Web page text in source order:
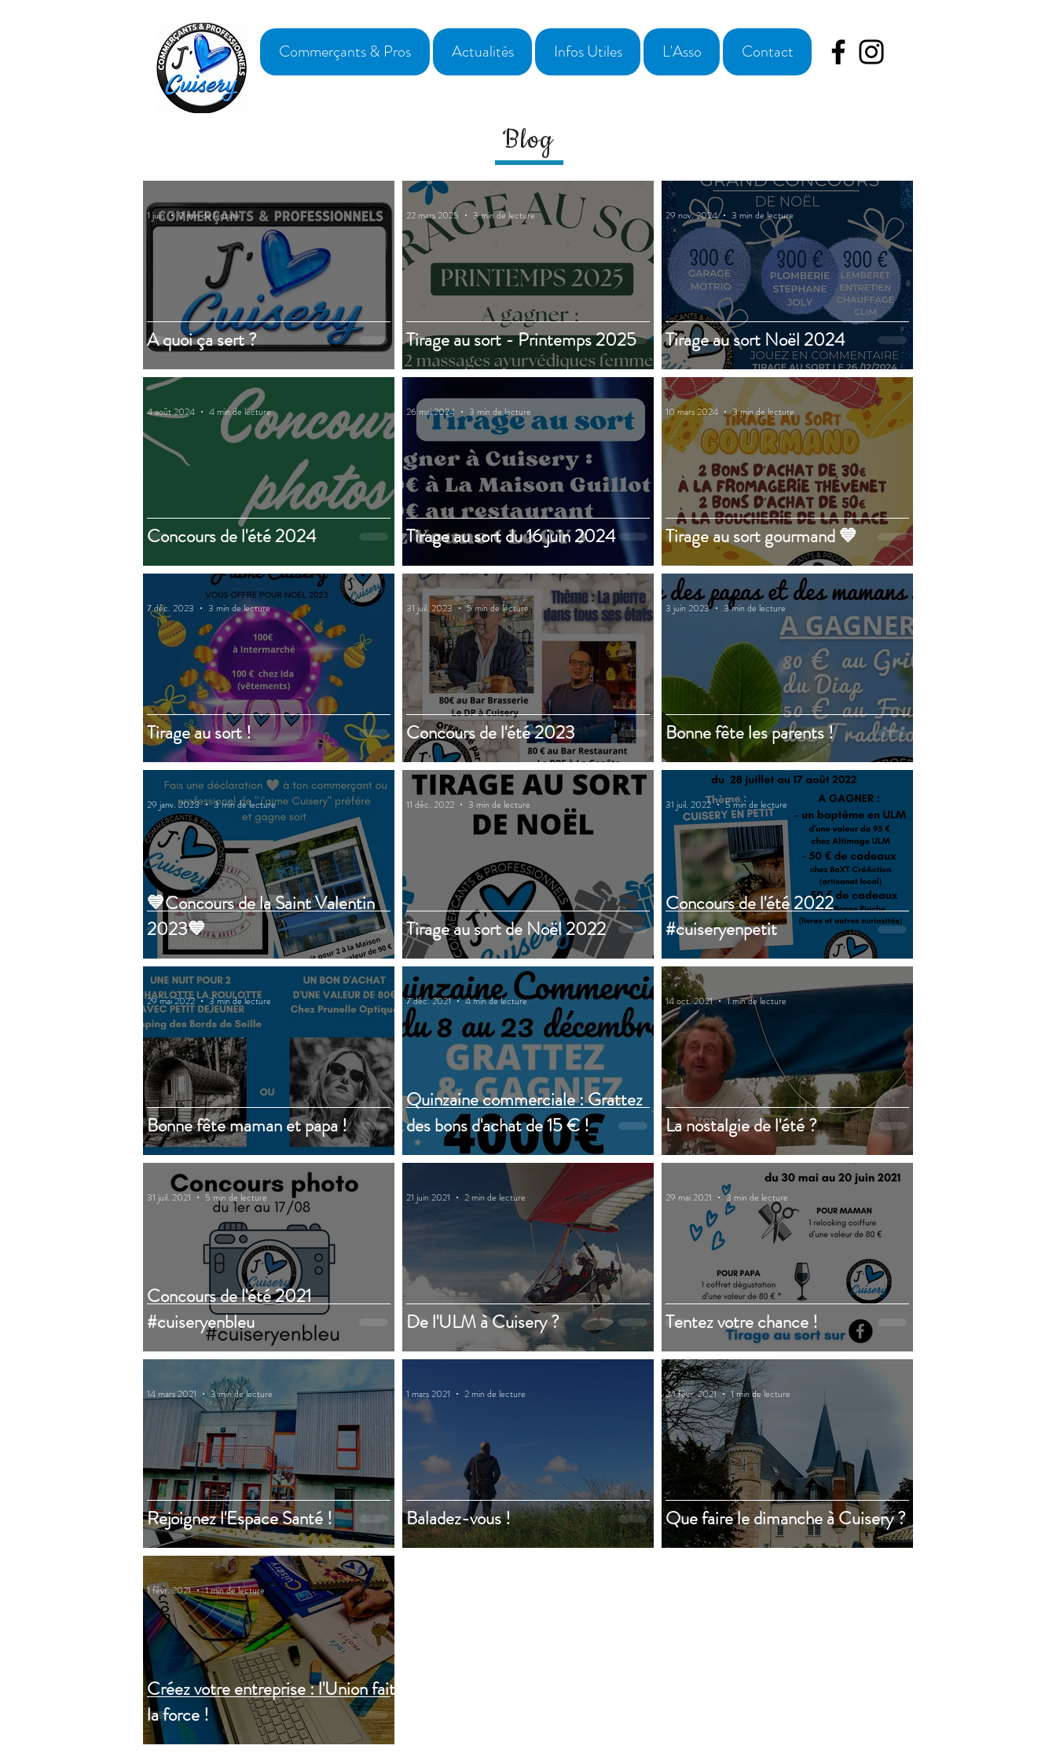
Commerçants & Pros Actualités Infos Utiles L'Asso Contact
Blog
A quoi ça sert ?
1 juin 2 min de lecture
Tirage au sort - Printemps 2025
22 mars 2025 3 min de lecture
Tirage au sort Noël 2024
29 nov. 2024 3 min de lecture
Concours de l'été 2024
4 août 2024 4 min de lecture
Tirage au sort du 16 juin 2024
26 mai 2024 3 min de lecture
Tirage au sort gourmand 💙
10 mars 2024 3 min de lecture
Tirage au sort !
7 déc. 2023 3 min de lecture
Concours de l'été 2023
31 juil. 2023 5 min de lecture
Bonne fête les parents !
3 juin 2023 3 min de lecture
💙Concours de la Saint Valentin
2023💙
29 janv. 2023 3 min de lecture
Tirage au sort de Noël 2022
11 déc. 2022 3 min de lecture
Concours de l'été 2022
#cuiseryenpetit
31 juil. 2022 5 min de lecture
Bonne fête maman et papa !
29 mai 2022 3 min de lecture
Quinzaine commerciale : Grattez
des bons d'achat de 15 € !
7 déc. 2021 4 min de lecture
La nostalgie de l'été ?
14 oct. 2021 1 min de lecture
Concours de l'été 2021
#cuiseryenbleu
31 juil. 2021 5 min de lecture
De l'ULM à Cuisery ?
21 juin 2021 2 min de lecture
Tentez votre chance !
29 mai 2021 3 min de lecture
Rejoignez l'Espace Santé !
14 mars 2021 3 min de lecture
Baladez-vous !
1 mars 2021 2 min de lecture
Que faire le dimanche à Cuisery ?
24 févr. 2021 1 min de lecture
Créez votre entreprise : l'Union fait
la force !
1 févr. 2021 1 min de lecture